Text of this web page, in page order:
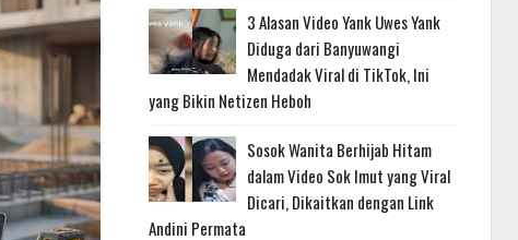
3 Alasan Video Yank Uwes Yank
Diduga dari Banyuwangi
Mendadak Viral di TikTok, Ini
yang Bikin Netizen Heboh
Sosok Wanita Berhijab Hitam
dalam Video Sok Imut yang Viral
Dicari, Dikaitkan dengan Link
Andini Permata